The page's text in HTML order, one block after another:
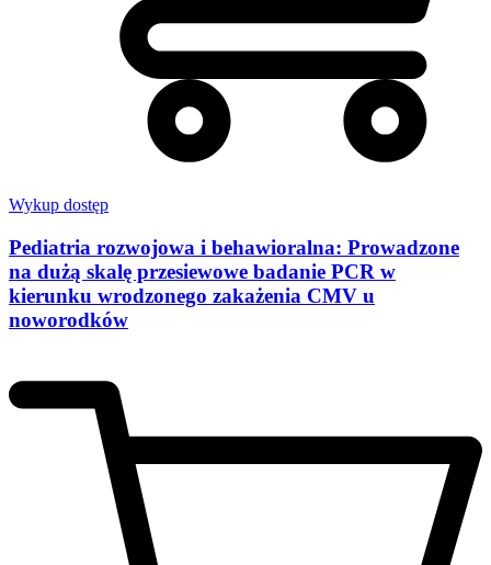
Wykup dostęp
Pediatria rozwojowa i behawioralna: Prowadzone
na dużą skalę przesiewowe badanie PCR w
kierunku wrodzonego zakażenia CMV u
noworodków